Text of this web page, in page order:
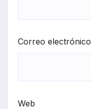
Correo electrónico
Web